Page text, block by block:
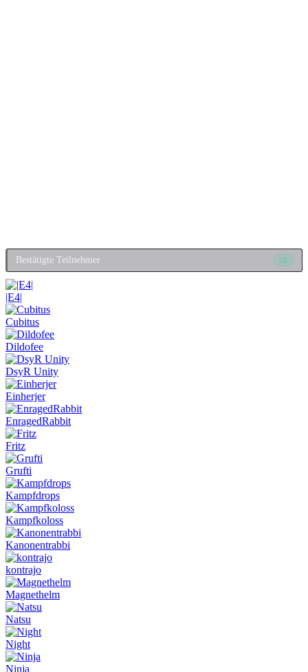
Bestätigte Teilnehmer 26
|E4|
Cubitus
Dildofee
DsyR Unity
Einherjer
EnragedRabbit
Fritz
Grufti
Kampfdrops
Kampfkoloss
Kanonentrabbi
kontrajo
Magnethelm
Natsu
Night
Ninja